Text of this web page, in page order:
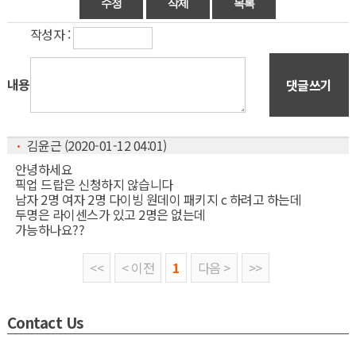
작성자 :
내용 댓글쓰기
ㆍ 김윤근 (2020-01-12 04:01)
안녕하세요
픽업 드랍은 신청하지 않습니다
남자 2명 여자 2명 다이빙 원데이 패키지 c 하려고 하는데
두명은 라이센스가 있고 2명은 없는데
가능하나요??
<<
< 이전 1 다음 > >>
Contact Us